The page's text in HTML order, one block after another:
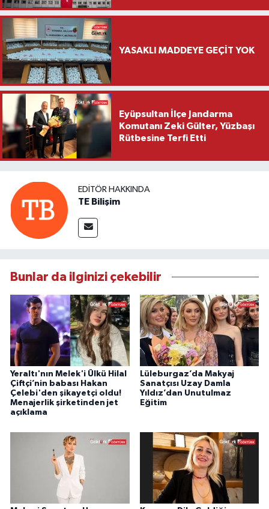
YASAKLI MADDEYE GEÇİT YOK
Eyüpsultan İlçe Jandarma
Komutanı Zeki Gülter, Yüzbaşı
Rütbesine Terfi Etti
EDITÖR HAKKINDA
TE Bilişim
Bunlar da ilginizi çekebilir
Yeraltı'nın Melek'i Ülkü Hilal
Çiftçi’nin babası Hakan
Çelebi'den şikayetçi oldu!
Menajerlik şirketinden jet
açıklama
Lüleburgaz’da Makyaj
Sanatçısı Uzay Damla
Yıldız’dan Unutulmaz
Eğitim